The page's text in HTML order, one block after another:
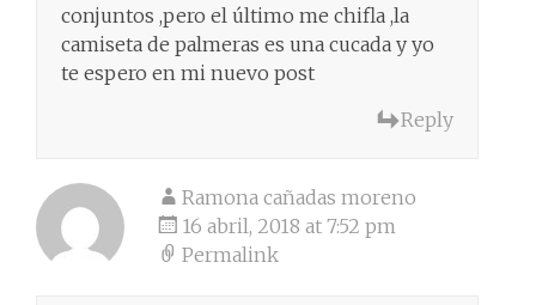
conjuntos ,pero el último me chifla ,la
camiseta de palmeras es una cucada y yo
te espero en mi nuevo post
Reply
Ramona cañadas moreno
16 abril, 2018 at 7:52 pm
Permalink